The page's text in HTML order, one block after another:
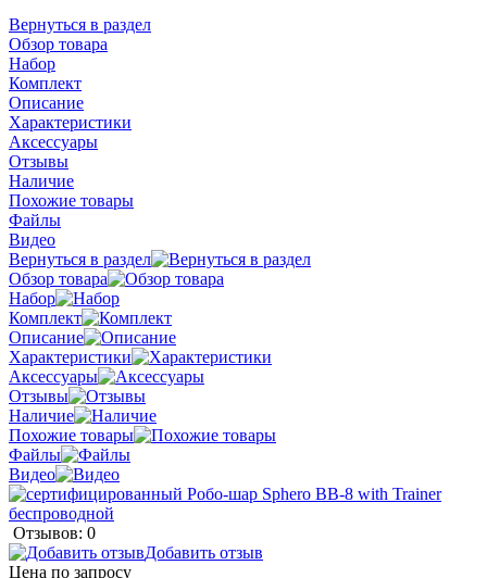
Вернуться в раздел
Обзор товара
Набор
Комплект
Описание
Характеристики
Аксессуары
Отзывы
Наличие
Похожие товары
Файлы
Видео
Вернуться в раздел
Обзор товара
Набор
Комплект
Описание
Характеристики
Аксессуары
Отзывы
Наличие
Похожие товары
Файлы
Видео
Отзывов: 0
Добавить отзыв
Цена по запросу